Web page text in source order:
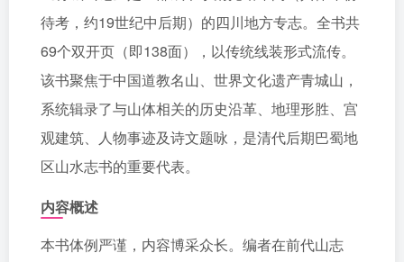
待考，约19世纪中后期）的四川地方专志。全书共
69个双开页（即138面），以传统线装形式流传。
该书聚焦于中国道教名山、世界文化遗产青城山，
系统辑录了与山体相关的历史沿革、地理形胜、宫
观建筑、人物事迹及诗文题咏，是清代后期巴蜀地
区山水志书的重要代表。
内容概述
本书体例严谨，内容博采众长。编者在前代山志